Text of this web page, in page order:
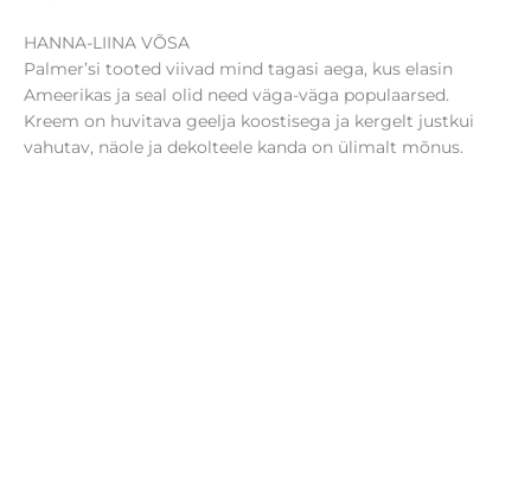
HANNA-LIINA VÕSA
Palmer’si tooted viivad mind tagasi aega, kus elasin
Ameerikas ja seal olid need väga-väga populaarsed.
Kreem on huvitava geelja koostisega ja kergelt justkui
vahutav, näole ja dekolteele kanda on ülimalt mõnus.